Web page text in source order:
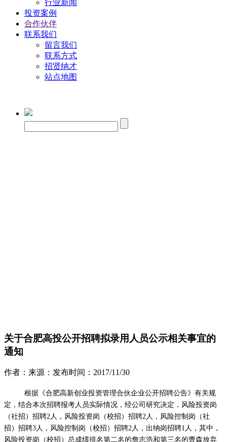
行业新闻
投资案例
合作伙伴
联系我们
留言我们
联系方式
招贤纳才
站点地图
关于合肥高投公开招聘拟录用人员公示相关事宜的
通知
作者： 来源： 发布时间： 2017/11/30
根据《合肥高新创业投资管理合伙企业公开招聘公告》有关规
定，结合本次招聘报考人员实际情况，经公司研究决定，风险投资岗
（社招）招聘2人，风险投资岗（校招）招聘2人，风险控制岗（社
招）招聘3人，风险控制岗（校招）招聘2人，出纳岗招聘1人，其中，
风险投资岗（校招）总成绩排名第二名的詹志浩和第三名的曹森放弃